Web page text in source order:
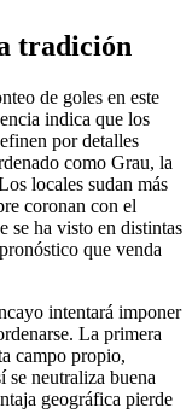
tradición
de goles en este
indica que los
por detalles
como Grau, la
locales sudan más
coronan con el
se ha visto en distintas
que venda
intentará imponer
La primera
campo propio,
se neutraliza buena
geográfica pierde